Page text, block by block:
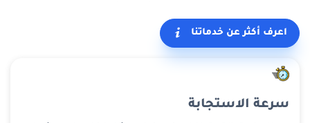
اعرف أكثر عن خدماتنا
سرعة الاستجابة